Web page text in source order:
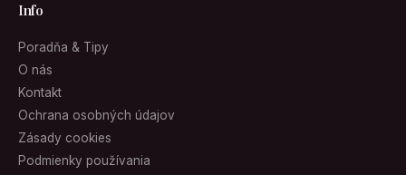
Info
Poradňa & Tipy
O nás
Kontakt
Ochrana osobných údajov
Zásady cookies
Podmienky používania